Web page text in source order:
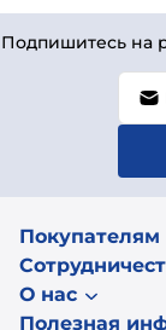
Подпишитесь на
Покупателям
О нас
Полезная